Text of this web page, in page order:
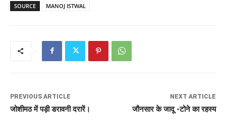
SOURCE MANOJ ISTWAL
PREVIOUS ARTICLE
जोशीमठ में पड़ी डरावनी दरारें।
NEXT ARTICLE
जौनसार के जादू -टोने का रहस्य